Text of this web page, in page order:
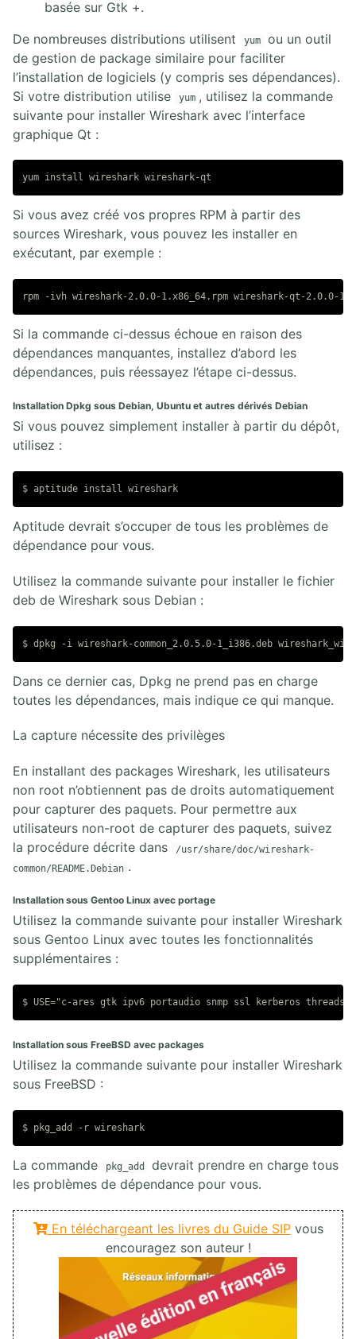
basée sur Gtk +.
De nombreuses distributions utilisent
yum
ou un outil
de gestion de package similaire pour faciliter
l’installation de logiciels (y compris ses dépendances).
Si votre distribution utilise
yum , utilisez la commande
suivante pour installer Wireshark avec l’interface
graphique Qt :
Si vous avez créé vos propres RPM à partir des
sources Wireshark, vous pouvez les installer en
exécutant, par exemple :
Si la commande ci-dessus échoue en raison des
dépendances manquantes, installez d’abord les
dépendances, puis réessayez l’étape ci-dessus.
Installation Dpkg sous Debian, Ubuntu et autres dérivés Debian
Si vous pouvez simplement installer à partir du dépôt,
utilisez :
Aptitude devrait s’occuper de tous les problèmes de
dépendance pour vous.
Utilisez la commande suivante pour installer le fichier
deb de Wireshark sous Debian :
Dans ce dernier cas, Dpkg ne prend pas en charge
toutes les dépendances, mais indique ce qui manque.
La capture nécessite des privilèges
En installant des packages Wireshark, les utilisateurs
non root n’obtiennent pas de droits automatiquement
pour capturer des paquets. Pour permettre aux
utilisateurs non-root de capturer des paquets, suivez
la procédure décrite dans
/usr/share/doc/wireshark-
common/README.Debian .
Installation sous Gentoo Linux avec portage
Utilisez la commande suivante pour installer Wireshark
sous Gentoo Linux avec toutes les fonctionnalités
supplémentaires :
Installation sous FreeBSD avec packages
Utilisez la commande suivante pour installer Wireshark
sous FreeBSD :
La commande pkg_add
devrait prendre en charge tous
les problèmes de dépendance pour vous.
En téléchargeant les livres du Guide SIPvous
encouragez son auteur !